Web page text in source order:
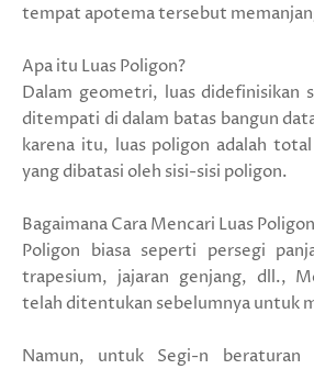
tempat apotema tersebut
Apa itu Luas Poligon?
Dalam geometri, luas didefinisikan
ditempati di dalam batas bangun
karena itu, luas poligon adalah
yang dibatasi oleh sisi-sisi poligon.
Bagaimana Cara Mencari Luas
Poligon biasa seperti persegi
trapesium, jajaran genjang, dll.,
telah ditentukan sebelumnya untuk
Namun, untuk Segi-n beraturan